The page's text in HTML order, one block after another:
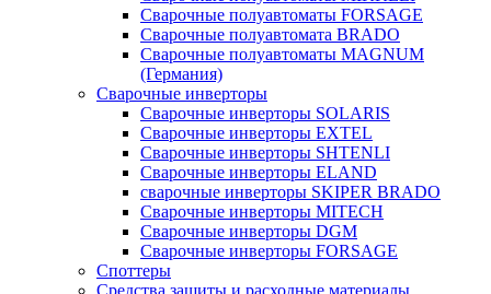
Сварочные полуавтоматы FORSAGE
Сварочные полуавтомата BRADO
Сварочные полуавтоматы MAGNUM
(Германия)
Сварочные инверторы
Сварочные инверторы SOLARIS
Сварочные инверторы EXTEL
Сварочные инверторы SHTENLI
Cварочные инверторы ELAND
сварочные инверторы SKIPER BRADO
Сварочные инверторы MITECH
Сварочные инверторы DGM
Сварочные инверторы FORSAGE
Споттеры